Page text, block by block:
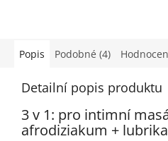
Popis Podobné (4)
Detailní popis produktu
3 v 1: pro intimní
afrodiziakum +